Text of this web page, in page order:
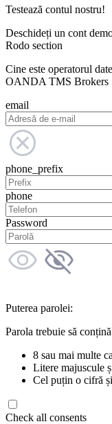
Testează contul nostru!
Deschideți un cont
Rodo section
Cine este operatorul
OANDA TMS Brokers
email
phone_prefix
phone
Password
Puterea parolei:
Parola trebuie să
8 sau mai multe
Litere majuscule
Cel puțin o cifră
Check all consents